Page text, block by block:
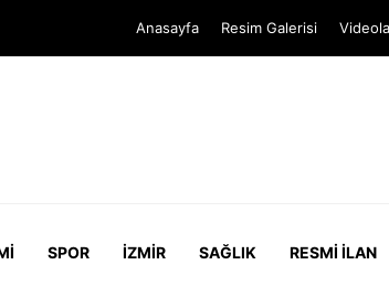
Anasayfa Resim Galerisi
SPOR İZMIR SAĞLIK RESMI İLAN